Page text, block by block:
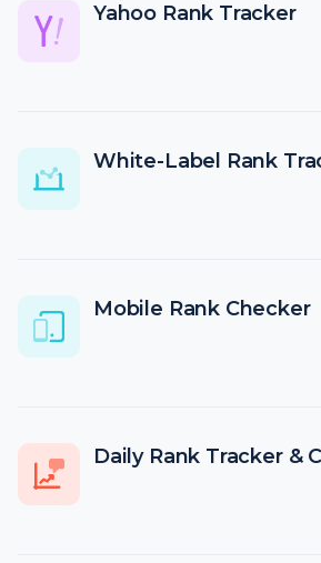
Yahoo Rank Tracker
White-Label Rank
Mobile Rank Checker
Daily Rank Tracker &